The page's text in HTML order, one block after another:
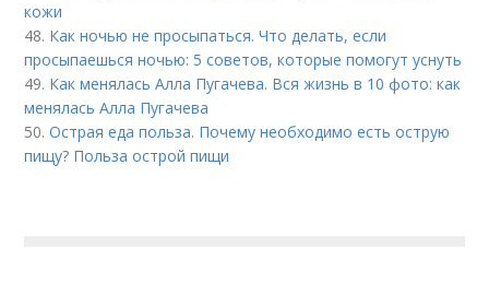
кожи
48. Как ночью не просыпаться. Что делать, если
просыпаешься ночью: 5 советов, которые помогут уснуть
49. Как менялась Алла Пугачева. Вся жизнь в 10 фото: как
менялась Алла Пугачева
50.Острая еда польза. Почему необходимо есть острую
пищу? Польза острой пищи